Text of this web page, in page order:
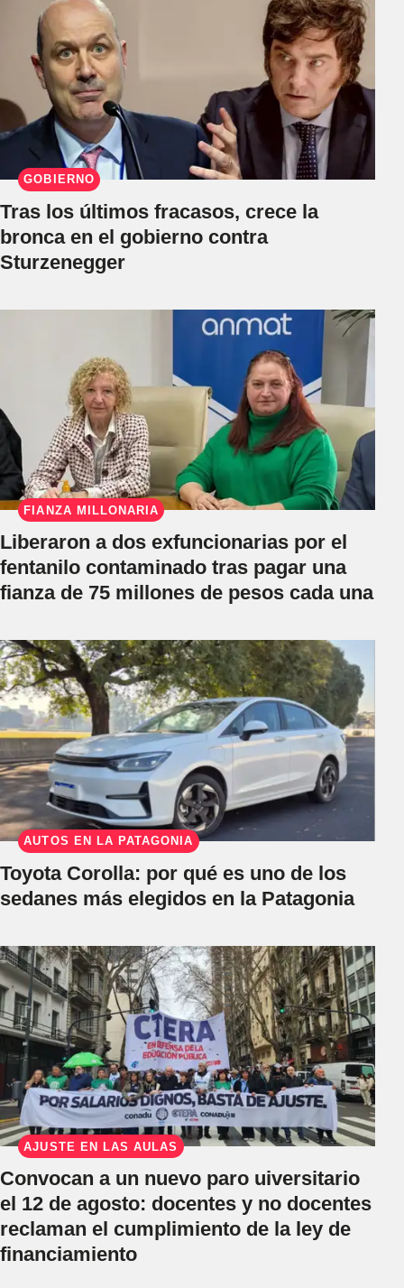
GOBIERNO
Tras los últimos fracasos, crece la
bronca en el gobierno contra
Sturzenegger
FIANZA MILLONARIA
Liberaron a dos exfuncionarias por el
fentanilo contaminado tras pagar una
fianza de 75 millones de pesos cada una
AUTOS EN LA PATAGONIA
Toyota Corolla: por qué es uno de los
sedanes más elegidos en la Patagonia
AJUSTE EN LAS AULAS
Convocan a un nuevo paro uiversitario
el 12 de agosto: docentes y no docentes
reclaman el cumplimiento de la ley de
financiamiento